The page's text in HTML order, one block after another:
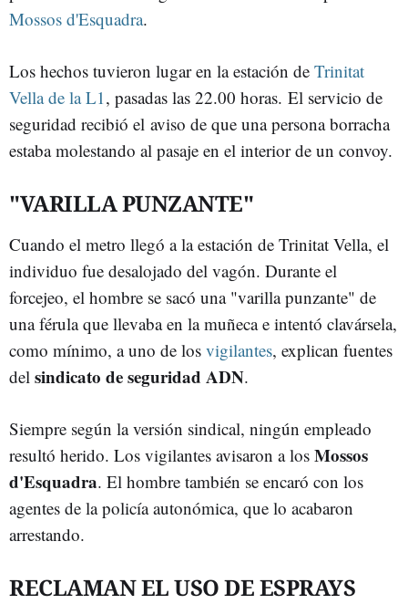
Mossos d'Esquadra.
Los hechos tuvieron lugar en la estación de Trinitat
Vella de la L1, pasadas las 22.00 horas. El servicio de
seguridad recibió el aviso de que una persona borracha
estaba molestando al pasaje en el interior de un convoy.
"VARILLA PUNZANTE"
Cuando el metro llegó a la estación de Trinitat Vella, el
individuo fue desalojado del vagón. Durante el
forcejeo, el hombre se sacó una "varilla punzante" de
una férula que llevaba en la muñeca e intentó clavársela,
como mínimo, a uno de los vigilantes, explican fuentes
del sindicato de seguridad ADN.
Siempre según la versión sindical, ningún empleado
resultó herido. Los vigilantes avisaron a los Mossos
d'Esquadra. El hombre también se encaró con los
agentes de la policía autonómica, que lo acabaron
arrestando.
RECLAMAN EL USO DE ESPRAYS